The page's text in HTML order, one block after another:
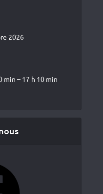
2026
min – 17 h 10 min